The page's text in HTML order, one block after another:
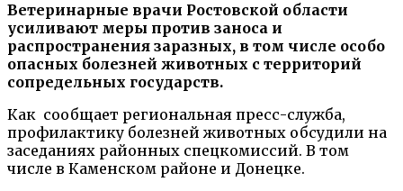
Ветеринарные врачи Ростовской области
усиливают меры против заноса и
распространения заразных, в том числе особо
опасных болезней животных с территорий
сопредельных государств.
Как сообщает региональная пресс-служба,
профилактику болезней животных обсудили на
заседаниях районных спецкомиссий. В том
числе в Каменском районе и Донецке.